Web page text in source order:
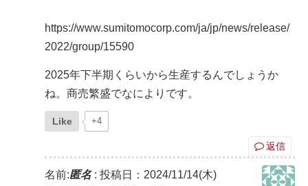
https://www.sumitomocorp.com/ja/jp/news/release/
2022/group/15590
2025年下半期くらいから生産するんでしょうか
ね。商売繁盛でなによりです。
Like +4
返信
名前:匿名: 投稿日：2024/11/14(木)